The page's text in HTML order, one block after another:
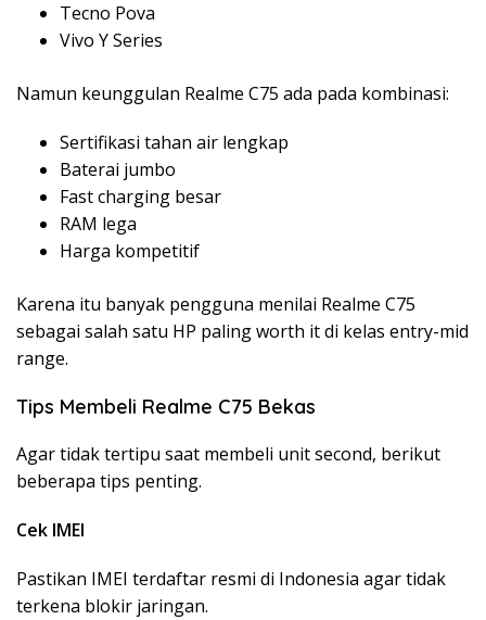
Tecno Pova
Vivo Y Series
Namun keunggulan Realme C75 ada pada kombinasi:
Sertifikasi tahan air lengkap
Baterai jumbo
Fast charging besar
RAM lega
Harga kompetitif
Karena itu banyak pengguna menilai Realme C75
sebagai salah satu HP paling worth it di kelas entry-mid
range.
Tips Membeli Realme C75 Bekas
Agar tidak tertipu saat membeli unit second, berikut
beberapa tips penting.
Cek IMEI
Pastikan IMEI terdaftar resmi di Indonesia agar tidak
terkena blokir jaringan.